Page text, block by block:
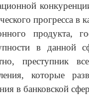
конкуренции,
прогресса в
продукта,
в данной
преступник
которые
в банковской